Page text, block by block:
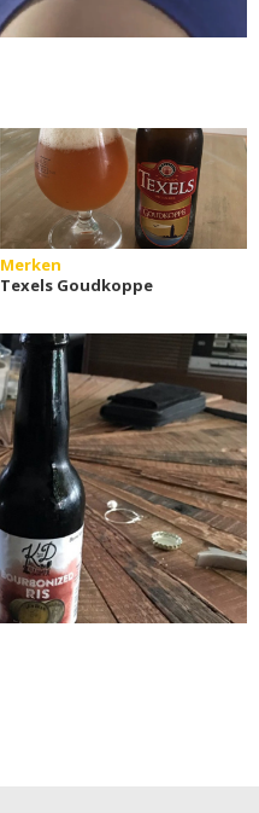
Merken
Texels Goudkoppe